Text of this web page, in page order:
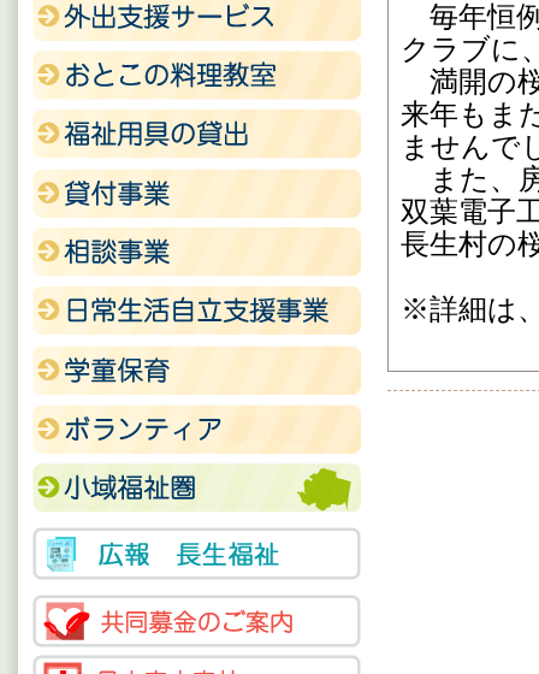
毎年恒
クラブに
満開の
来年もま
ませんで
また、
双葉電子
長生村の
※詳細は